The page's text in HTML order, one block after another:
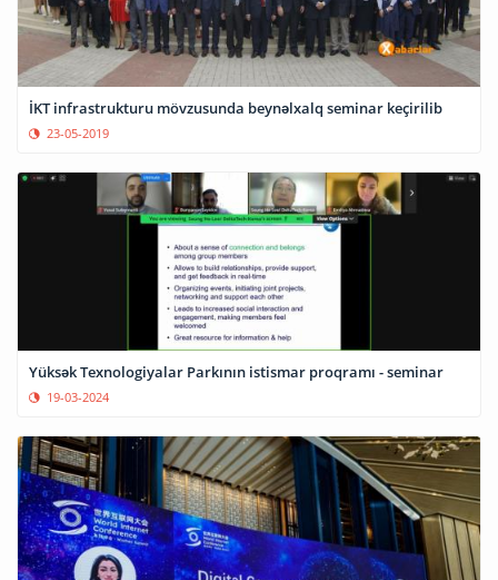
İKT infrastrukturu mövzusunda beynəlxalq seminar keçirilib
23-05-2019
Yüksək Texnologiyalar Parkının istismar proqramı - seminar
19-03-2024